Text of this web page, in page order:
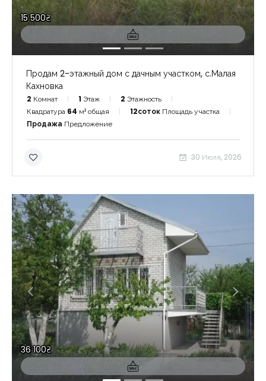
15 500₴
Продам 2-этажный дом с дачным участком, с.Малая
Кахновка
2 Комнат 1 Этаж 2 Этажность
Квадратура 64 м² общая 12соток Площадь участка
Продажа Предложение
30 Июля, 2026
36 100₴